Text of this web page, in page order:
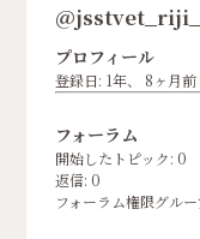
プロフィール
登録日: 1年、 8ヶ月前
フォーラム
開始したトピック: 0
返信: 0
フォーラム権限グル